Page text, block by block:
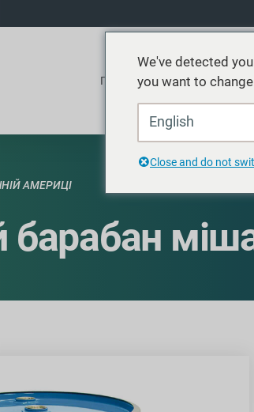
Продукти Послуги
АМЕРИЦІ
барабан
We've detected
you want to
English
Close and do not